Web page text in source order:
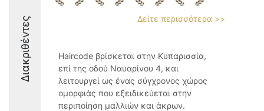
Διακριθέντες Δείτε περισσότερα >>
Haircode βρίσκεται στην Κυπαρισσία,
επί της οδού Ναυαρίνου 4, και
λειτουργεί ως ένας σύγχρονος χώρος
ομορφιάς που εξειδικεύεται στην
περιποίηση μαλλιών και άκρων.